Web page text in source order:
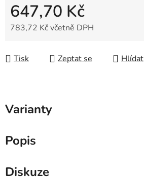
647,70 Kč
783,72 Kč včetně DPH
Tisk
Zeptat se Hlídat
Varianty
Popis
Diskuze